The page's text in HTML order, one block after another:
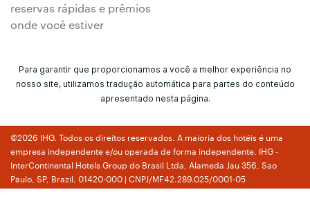
reservas rápidas e prêmios
onde você estiver
Para garantir que proporcionamos a você a melhor experiência no
nosso site, utilizamos tradução automática para partes do conteúdo
apresentado nesta página.
©2026 IHG. Todos os direitos reservados. A maioria dos hotéis é uma
empresa independente e/ou operada de forma independente. IHG -
InterContinental Hotels Group do Brasil Ltda, Alameda Jau 356, Sao
Paulo, SP, Brazil, 01420-000 | CNPJ/MF42.289.025/0001-05